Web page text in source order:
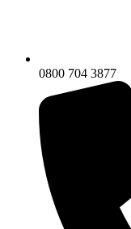
0800 704 3877